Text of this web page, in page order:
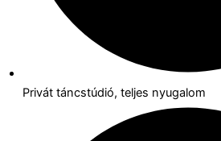
Privát táncstúdió, teljes nyugalom